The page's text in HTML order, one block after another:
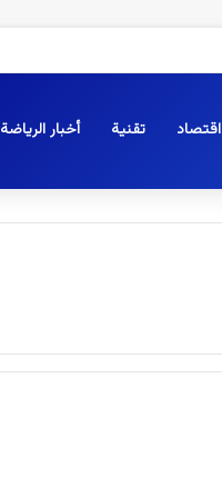
اقتصاد تقنية أخبار الرياضة